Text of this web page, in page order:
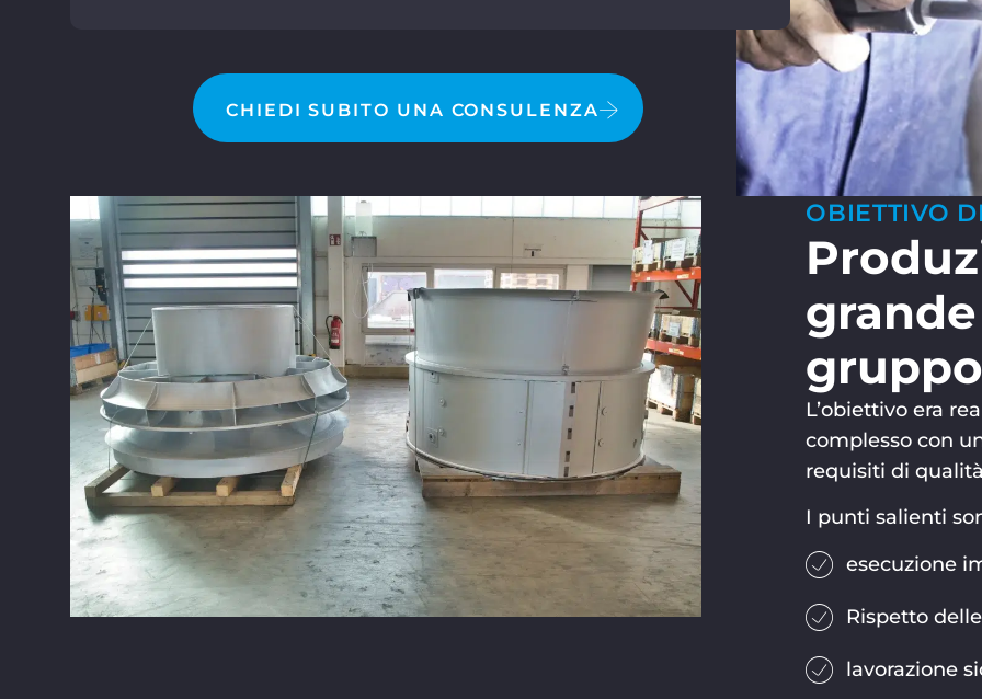
CHIEDI SUBITO UNA CONSULENZA
OBIETTIVO
L’obiettivo era
complesso con
requisiti di
I punti salienti
esecuzione
Rispetto
lavorazione